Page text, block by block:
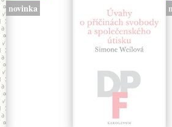
novinka